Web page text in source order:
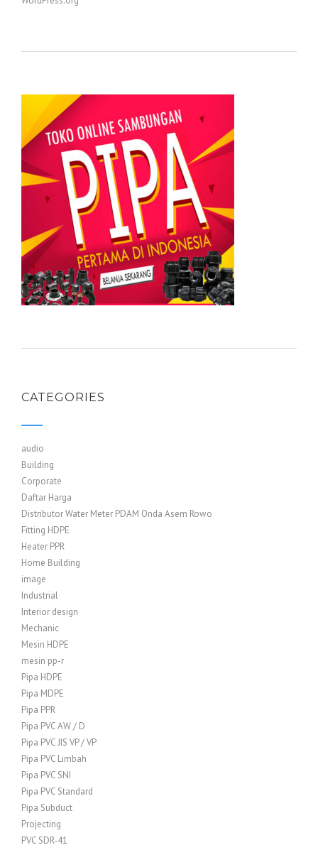
CATEGORIES
audio
Building
Corporate
Daftar Harga
Distributor Water Meter PDAM Onda Asem Rowo
Fitting HDPE
Heater PPR
Home Building
image
Industrial
Interior design
Mechanic
Mesin HDPE
mesin pp-r
Pipa HDPE
Pipa MDPE
Pipa PPR
Pipa PVC AW / D
Pipa PVC JIS VP / VP
Pipa PVC Limbah
Pipa PVC SNI
Pipa PVC Standard
Pipa Subduct
Projecting
PVC SDR-41